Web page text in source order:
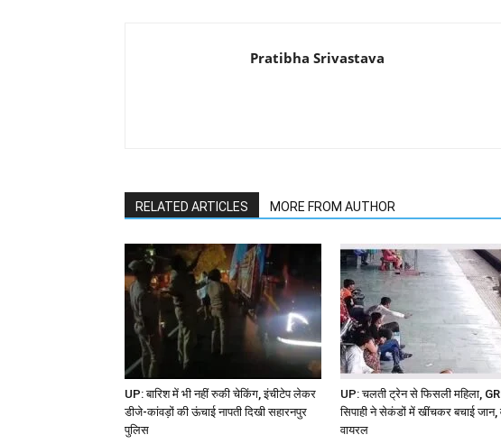
Pratibha Srivastava
RELATED ARTICLES MORE FROM AUTHOR
UP: बारिश में भी नहीं रुकी चेकिंग, इंचीटेप लेकर
डीजे-कांवड़ों की ऊंचाई नापती दिखी सहारनपुर
पुलिस
UP: चलती ट्रेन से फिसली महिला,
सिपाही ने सेकंडों में खींचकर बचाई जान,
वायरल